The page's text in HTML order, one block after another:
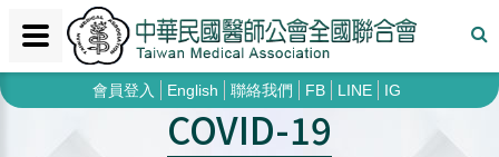
會員登入 English 聯絡我們 FB LINE IG
COVID-19